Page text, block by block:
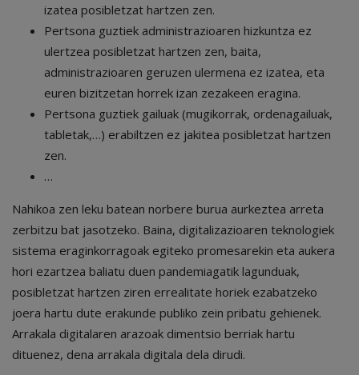
izatea posibletzat hartzen zen.
Pertsona guztiek administrazioaren hizkuntza ez
ulertzea posibletzat hartzen zen, baita,
administrazioaren geruzen ulermena ez izatea, eta
euren bizitzetan horrek izan zezakeen eragina.
Pertsona guztiek gailuak (mugikorrak, ordenagailuak,
tabletak,…) erabiltzen ez jakitea posibletzat hartzen
zen.
…
Nahikoa zen leku batean norbere burua aurkeztea arreta
zerbitzu bat jasotzeko. Baina, digitalizazioaren teknologiek
sistema eraginkorragoak egiteko promesarekin eta aukera
hori ezartzea baliatu duen pandemiagatik lagunduak,
posibletzat hartzen ziren errealitate horiek ezabatzeko
joera hartu dute erakunde publiko zein pribatu gehienek.
Arrakala digitalaren arazoak dimentsio berriak hartu
dituenez, dena arrakala digitala dela dirudi.